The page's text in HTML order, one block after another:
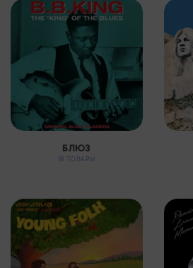
БЛЮЗ
18 ТОВАРЫ